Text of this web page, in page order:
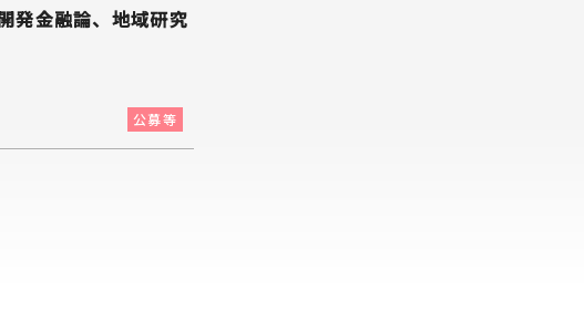
発金融論、地域研究
公募等